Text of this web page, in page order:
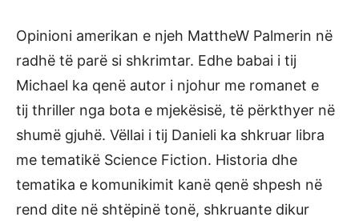
Opinioni amerikan e njeh MattheW Palmerin në
radhë të parë si shkrimtar. Edhe babai i tij
Michael ka qenë autor i njohur me romanet e
tij thriller nga bota e mjekësisë, të përkthyer në
shumë gjuhë. Vëllai i tij Danieli ka shkruar libra
me tematikë Science Fiction. Historia dhe
tematika e komunikimit kanë qenë shpesh në
rend dite në shtëpinë tonë, shkruante dikur